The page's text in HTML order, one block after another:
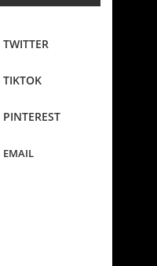
TWITTER
TIKTOK
PINTEREST
EMAIL